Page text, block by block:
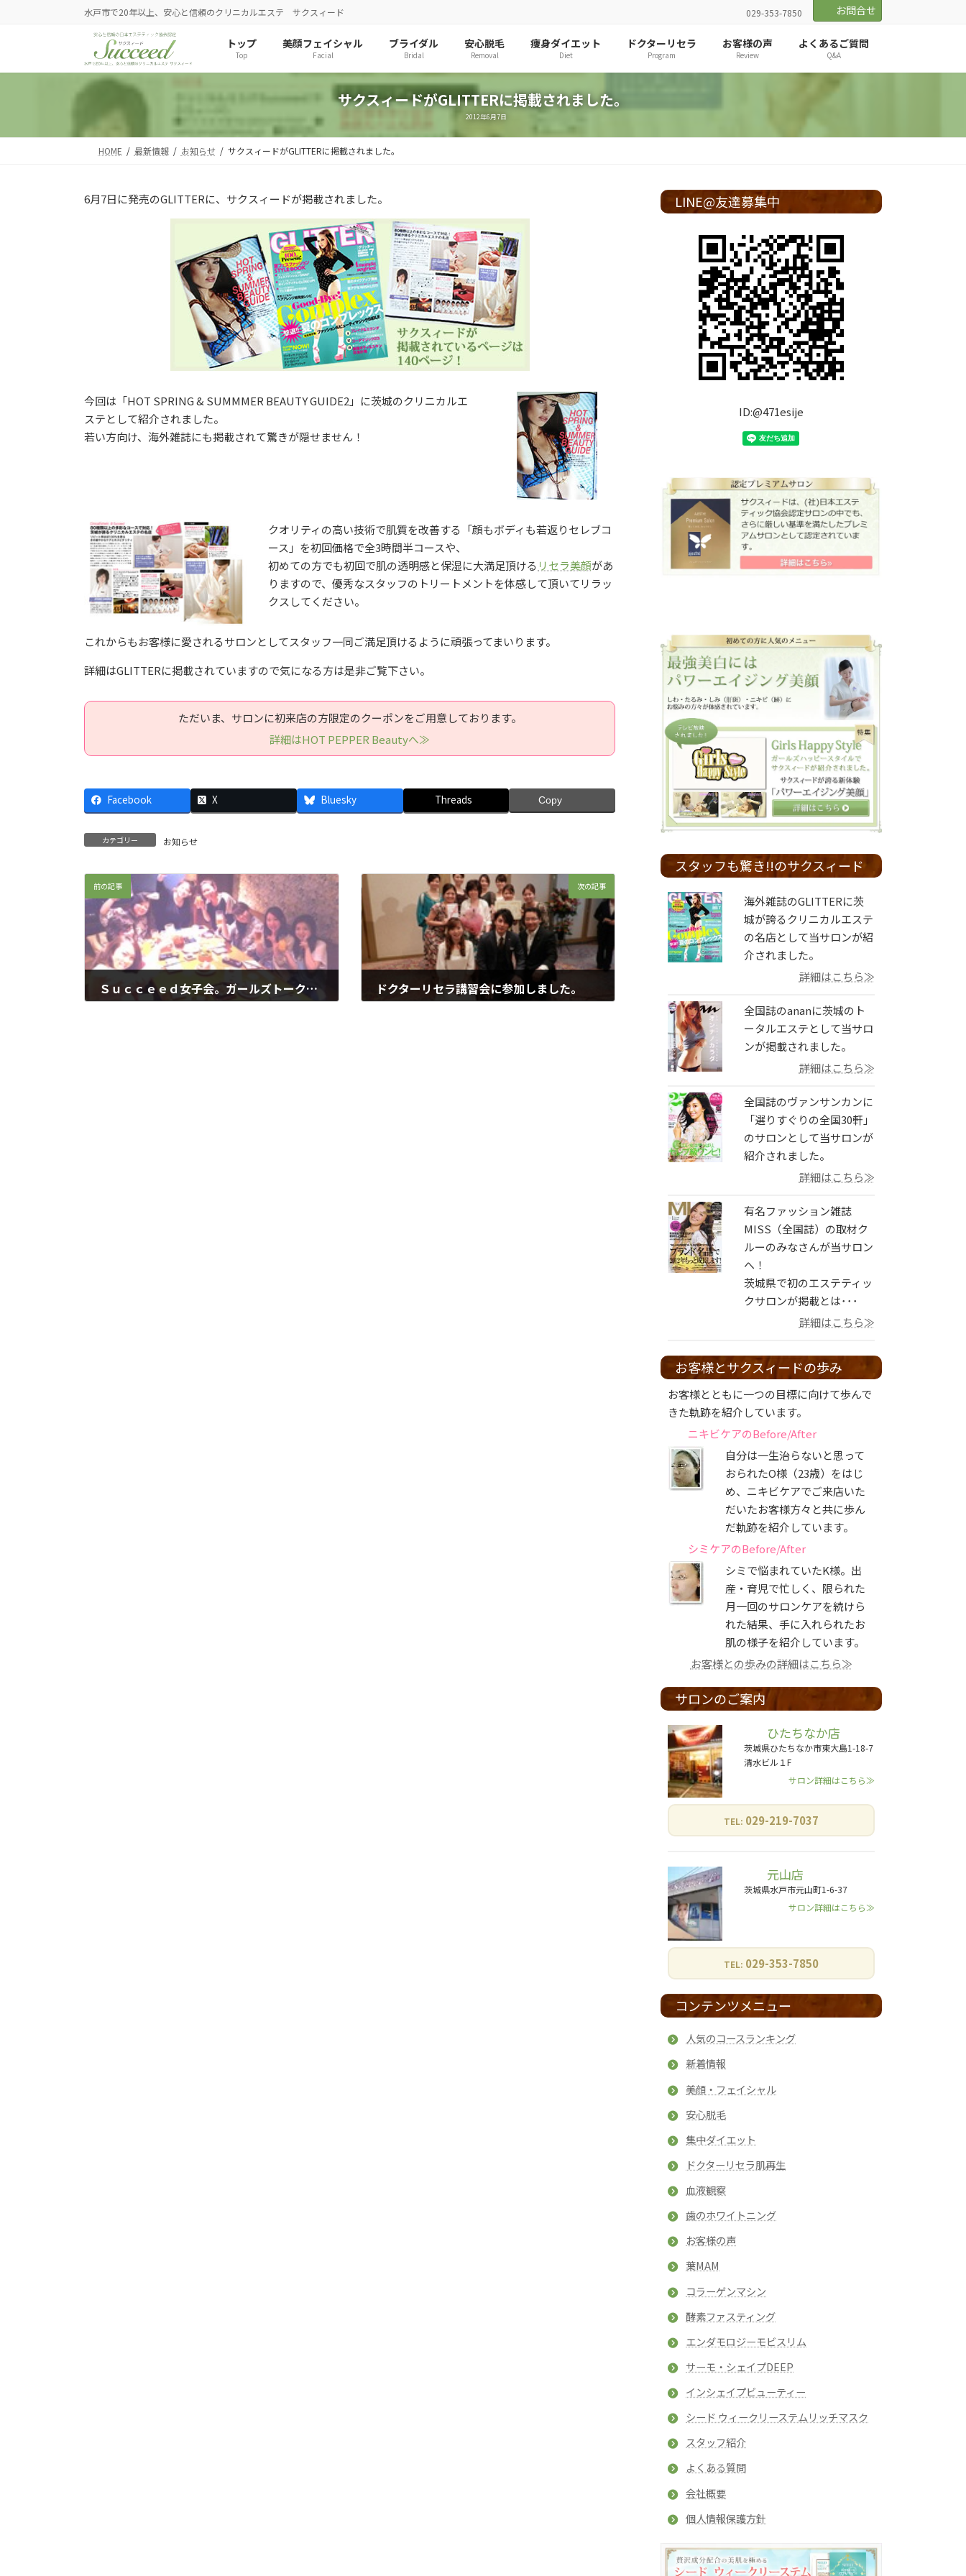
ン
ス
ー
ン
水戸市で20年以上、安心と信頼のクリニカルエステ サクスィード 029-353-7850 お問合せ
トップ
Top
美顔フェイシャル
Facial
ブライダル
Bridal
安心脱毛
Removal
痩身ダイエット
Diet
ドクターリセラ
Program
お客様の声
Review
よくあるご質問
Q&A
サクスィードがGLITTERに掲載されました。
2012年6月7日
HOME 最新情報 お知らせ サクスィードがGLITTERに掲載されました。
6月7日に発売のGLITTERに、サクスィードが掲載されました。
今回は「HOT SPRING & SUMMMER BEAUTY GUIDE2」に茨城のクリニカルエ
ステとして紹介されました。
若い方向け、海外雑誌にも掲載されて驚きが隠せません！
クオリティの高い技術で肌質を改善する「顔もボディも若返りセレブコ
ース」を初回価格で全3時間半コースや、
初めての方でも初回で肌の透明感と保湿に大満足頂ける リセラ美顔があ
りますので、優秀なスタッフのトリートメントを体感して頂いてリラッ
クスしてください。
これからもお客様に愛されるサロンとしてスタッフ一同ご満足頂けるように頑張ってまいります。
詳細はGLITTERに掲載されていますので気になる方は是非ご覧下さい。
ただいま、サロンに初来店の方限定のクーポンをご用意しております。
詳細はHOT PEPPER Beautyへ≫
Facebook X Bluesky Threads Copy
カテゴリー お知らせ
前の記事
Ｓｕｃｃｅｅｄ女子会。ガールズトークで盛り上がりました！
次の記事
ドクターリセラ講習会に参加しました。
LINE@友達募集中
ID:@471esije
スタッフも驚き!!のサクスィード
海外雑誌のGLITTERに茨
城が誇るクリニカルエステ
の名店として当サロンが紹
介されました。
詳細はこちら≫
全国誌のananに茨城のト
ータルエステとして当サロ
ンが掲載されました。
詳細はこちら≫
全国誌のヴァンサンカンに
「選りすぐりの全国30軒」
のサロンとして当サロンが
紹介されました。
詳細はこちら≫
有名ファッション雑誌
MISS（全国誌）の取材ク
ルーのみなさんが当サロン
へ！
茨城県で初のエステティッ
クサロンが掲載とは･･･
詳細はこちら≫
お客様とサクスィードの歩み
お客様とともに一つの目標に向けて歩んで
きた軌跡を紹介しています。
ニキビケアのBefore/After
自分は一生治らないと思って
おられたO様（23歳）をはじ
め、ニキビケアでご来店いた
だいたお客様方々と共に歩ん
だ軌跡を紹介しています。
シミケアのBefore/After
シミで悩まれていたK様。出
産・育児で忙しく、限られた
月一回のサロンケアを続けら
れた結果、手に入れられたお
肌の様子を紹介しています。
お客様との歩みの詳細はこちら≫
サロンのご案内
ひたちなか店
茨城県ひたちなか市東大島1-18-7
清水ビル１F
サロン詳細はこちら≫
TEL: 029-219-7037
元山店
茨城県水戸市元山町1-6-37
サロン詳細はこちら≫
TEL: 029-353-7850
コンテンツメニュー
人気のコースランキング
新着情報
美顔・フェイシャル
安心脱毛
集中ダイエット
ドクターリセラ肌再生
血液観察
歯のホワイトニング
お客様の声
葉MAM
コラーゲンマシン
酵素ファスティング
エンダモロジーモビスリム
サーモ・シェイプDEEP
インシェイプビューティー
シード ウィークリーステムリッチマスク
スタッフ紹介
よくある質問
会社概要
個人情報保護方針